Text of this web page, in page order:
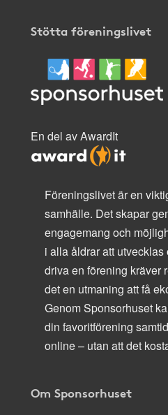
Stötta föreningslivet
En del av AwardIt
Föreningslivet är en
samhälle. Det skapar
engagemang och
i alla åldrar att
driva en förening kräver
det en utmaning att få
Genom Sponsorhuset
din favoritförening
online – utan att det
Om Sponsorhuset